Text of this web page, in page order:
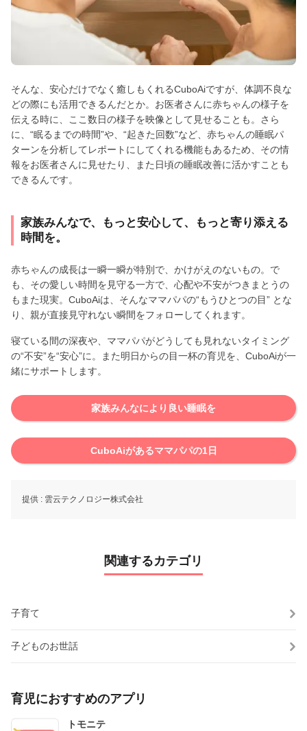
そんな、安心だけでなく癒しもくれるCuboAiですが、体調不良な
どの際にも活用できるんだとか。お医者さんに赤ちゃんの様子を
伝える時に、ここ数日の様子を映像として見せることも。さら
に、“眠るまでの時間”や、“起きた回数”など、赤ちゃんの睡眠パ
ターンを分析してレポートにしてくれる機能もあるため、その情
報をお医者さんに見せたり、また日頃の睡眠改善に活かすことも
できるんです。
家族みんなで、もっと安心して、もっと寄り添える
時間を。
赤ちゃんの成長は一瞬一瞬が特別で、かけがえのないもの。で
も、その愛しい時間を見守る一方で、心配や不安がつきまとうの
もまた現実。CuboAiは、そんなママパパの“もうひとつの目” とな
り、親が直接見守れない瞬間をフォローしてくれます。
寝ている間の深夜や、ママパパがどうしても見れないタイミング
の“不安”を“安心”に。また明日からの目一杯の育児を、CuboAiが一
緒にサポートします。
家族みんなにより良い睡眠を
CuboAiがあるママパパの1日
提供 : 雲云テクノロジー株式会社
関連するカテゴリ
子育て
子どものお世話
育児におすすめのアプリ
トモニテ